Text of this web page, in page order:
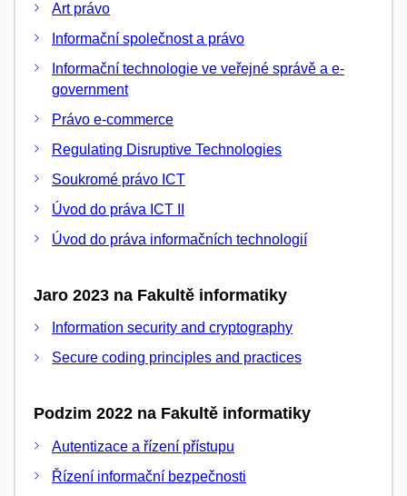
Art právo
Informační společnost a právo
Informační technologie ve veřejné správě a e-
government
Právo e-commerce
Regulating Disruptive Technologies
Soukromé právo ICT
Úvod do práva ICT II
Úvod do práva informačních technologií
Jaro 2023 na Fakultě informatiky
Information security and cryptography
Secure coding principles and practices
Podzim 2022 na Fakultě informatiky
Autentizace a řízení přístupu
Řízení informační bezpečnosti